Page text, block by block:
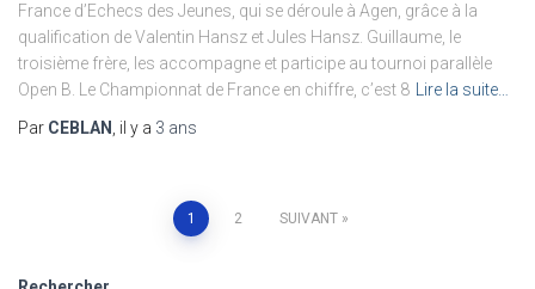
France d’Echecs des Jeunes, qui se déroule à Agen, grâce à la
qualification de Valentin Hansz et Jules Hansz. Guillaume, le
troisième frère, les accompagne et participe au tournoi parallèle
Open B. Le Championnat de France en chiffre, c’est 8
Lire la suite…
Par CEBLAN , il y a 3 ans
Pagination
des
1 2 SUIVANT